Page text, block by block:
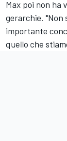
Max poi non ha
gerarchie. "Non
importante
quello che